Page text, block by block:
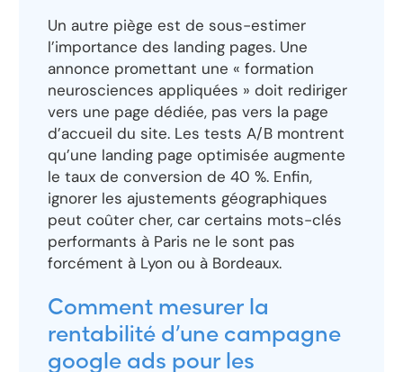
Un autre piège est de sous-estimer
l’importance des landing pages. Une
annonce promettant une « formation
neurosciences appliquées » doit rediriger
vers une page dédiée, pas vers la page
d’accueil du site. Les tests A/B montrent
qu’une landing page optimisée augmente
le taux de conversion de 40 %. Enfin,
ignorer les ajustements géographiques
peut coûter cher, car certains mots-clés
performants à Paris ne le sont pas
forcément à Lyon ou à Bordeaux.
Comment mesurer la
rentabilité d’une campagne
google ads pour les